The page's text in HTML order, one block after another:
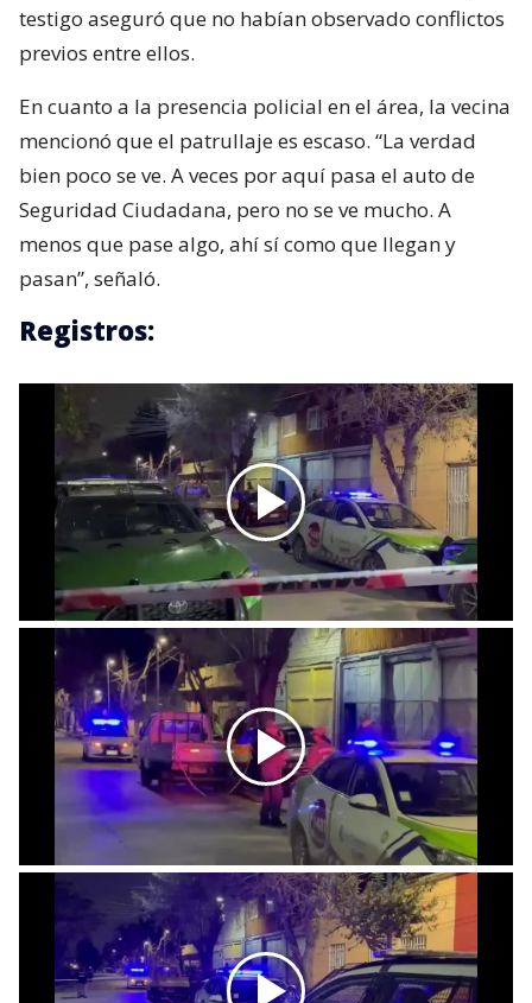
testigo aseguró que no habían observado conflictos
previos entre ellos.
En cuanto a la presencia policial en el área, la vecina
mencionó que el patrullaje es escaso. “La verdad
bien poco se ve. A veces por aquí pasa el auto de
Seguridad Ciudadana, pero no se ve mucho. A
menos que pase algo, ahí sí como que llegan y
pasan”, señaló.
Registros: